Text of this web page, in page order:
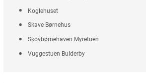
Koglehuset
Skave Børnehus
Skovbørnehaven Myretuen
Vuggestuen Bulderby